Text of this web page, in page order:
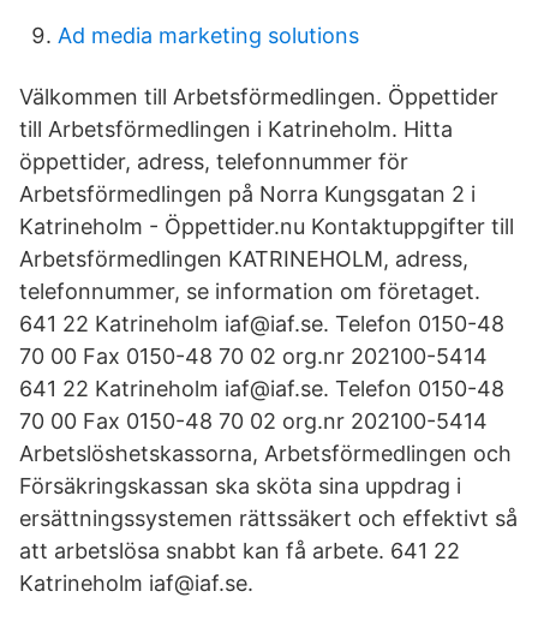
Ad media marketing solutions
Välkommen till Arbetsförmedlingen. Öppettider
till Arbetsförmedlingen i Katrineholm. Hitta
öppettider, adress, telefonnummer för
Arbetsförmedlingen på Norra Kungsgatan 2 i
Katrineholm - Öppettider.nu Kontaktuppgifter till
Arbetsförmedlingen KATRINEHOLM, adress,
telefonnummer, se information om företaget.
641 22 Katrineholm iaf@iaf.se. Telefon 0150-48
70 00 Fax 0150-48 70 02 org.nr 202100-5414
641 22 Katrineholm iaf@iaf.se. Telefon 0150-48
70 00 Fax 0150-48 70 02 org.nr 202100-5414
Arbetslöshetskassorna, Arbetsförmedlingen och
Försäkringskassan ska sköta sina uppdrag i
ersättningssystemen rättssäkert och effektivt så
att arbetslösa snabbt kan få arbete. 641 22
Katrineholm iaf@iaf.se.